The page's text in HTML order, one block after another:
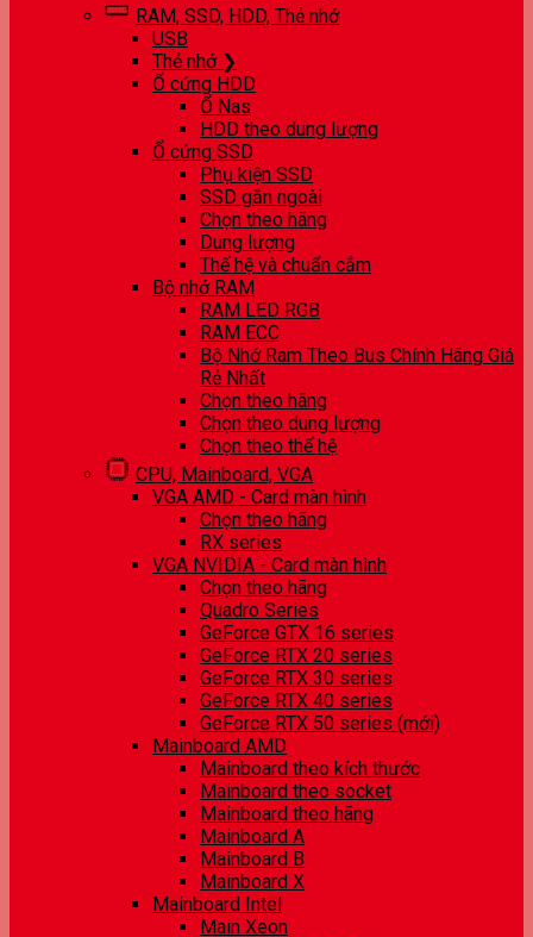
RAM, SSD, HDD, Thẻ nhớ
USB
Thẻ nhớ ❯
Ổ cứng HDD
Ổ Nas
HDD theo dung lượng
Ổ cứng SSD
Phụ kiện SSD
SSD gắn ngoài
Chọn theo hãng
Dung lượng
Thế hệ và chuẩn cắm
Bộ nhớ RAM
RAM LED RGB
RAM ECC
Bộ Nhớ Ram Theo Bus Chính Hãng Giá
Rẻ Nhất
Chọn theo hãng
Chọn theo dung lượng
Chọn theo thế hệ
CPU, Mainboard, VGA
VGA AMD - Card màn hình
Chọn theo hãng
RX series
VGA NVIDIA - Card màn hình
Chọn theo hãng
Quadro Series
GeForce GTX 16 series
GeForce RTX 20 series
GeForce RTX 30 series
GeForce RTX 40 series
GeForce RTX 50 series (mới)
Mainboard AMD
Mainboard theo kích thước
Mainboard theo socket
Mainboard theo hãng
Mainboard A
Mainboard B
Mainboard X
Mainboard Intel
Main Xeon